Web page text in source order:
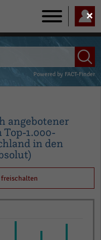
Main
navigation
Powered by FACT-Finder
angebotener
1.000-
in den